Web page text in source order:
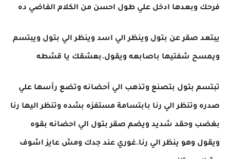
فرحك وبعدها ادخل علي طول احسن من الكلام الفاضي ده
يبتعد صقر عن بتول وينظر الي اسد وينظر الي بتول ويبتسم
ويمسح شفتيها باصابعه ويقول.بعشقك يا قشطه
تبتسم بتول بتصنع وتذهب الي أحضانه وتضع رأسها علي
صدره وتنظر الي رنا بابتسامة مستفزه بشده وتنظر اليها رنا
بغضب وحقد شديد ويضم صقر بتول الي احضانه بقوه
ويقول وهو ينظر الي رنا.غوري عند جدك ومش عايز اشوف